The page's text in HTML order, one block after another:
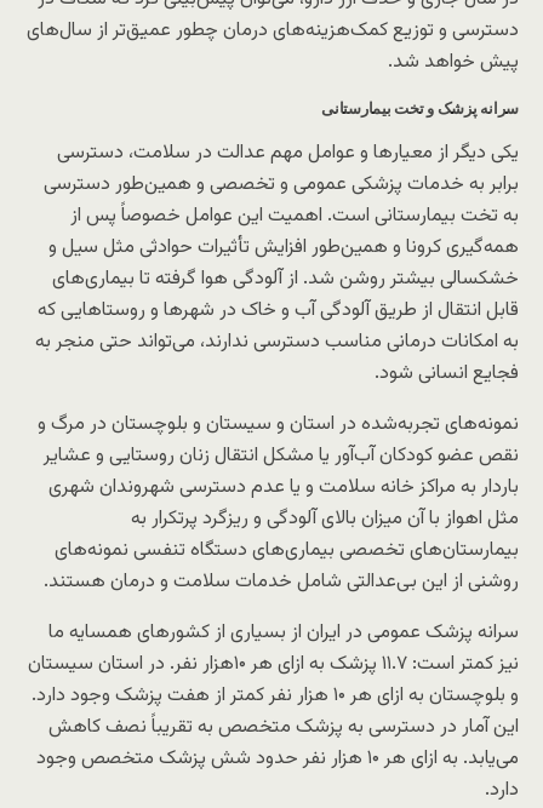
دسترسی و توزیع کمک‌هزینه‌های درمان چطور عمیق‌تر از سال‌های
پیش خواهد شد.
سرانه پزشک و تخت بیمارستانی
یکی دیگر از معیارها و عوامل مهم عدالت در سلامت، دسترسی
برابر به خدمات پزشکی عمومی و تخصصی و همین‌طور دسترسی
به تخت بیمارستانی است. اهمیت این عوامل خصوصاً پس از
همه‌گیری کرونا و همین‌طور افزایش تأثیرات حوادثی مثل سیل و
خشکسالی بیشتر روشن شد. از آلودگی هوا گرفته تا بیماری‌های
قابل انتقال از طریق آلودگی آب و خاک در شهرها و روستاهایی که
به امکانات درمانی مناسب دسترسی ندارند، می‌تواند حتی منجر به
فجایع انسانی شود.
نمونه‌های تجربه‌شده در استان و سیستان و بلوچستان در مرگ و
نقص عضو کودکان آب‌آور یا مشکل انتقال زنان روستایی و عشایر
باردار به مراکز خانه سلامت و یا عدم دسترسی شهروندان شهری
مثل اهواز با آن میزان بالای آلودگی و ریزگرد پرتکرار به
بیمارستان‌های تخصصی بیماری‌های دستگاه تنفسی نمونه‌های
روشنی از این بی‌عدالتی شامل خدمات سلامت و درمان هستند.
سرانه پزشک عمومی در ایران از بسیاری از کشورهای همسایه ما
نیز کمتر است: ۱۱.۷ پزشک به ازای هر ۱۰هزار نفر. در استان سیستان
و بلوچستان به ازای هر ۱۰ هزار نفر کمتر از هفت پزشک وجود دارد.
این آمار در دسترسی به پزشک متخصص به تقریباً نصف کاهش
می‌یابد. به ازای هر ۱۰ هزار نفر حدود شش پزشک متخصص وجود
دارد.